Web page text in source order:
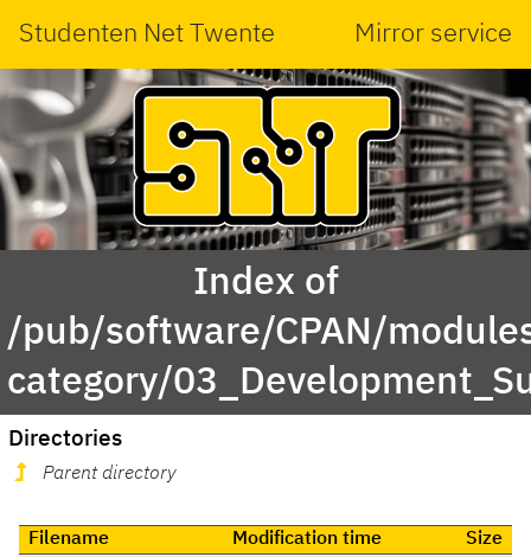
Studenten Net Twente Mirror service
Index of
/pub/software/CPAN/
category/
Directories
Parent directory
Filename Modification time Size